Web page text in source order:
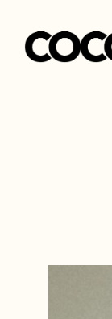
Aller